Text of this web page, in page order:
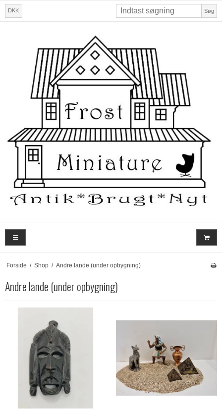
DKK Søg
Forside / Shop / Andre lande (under opbygning)
Andre lande (under opbygning)